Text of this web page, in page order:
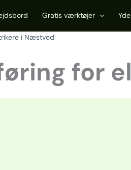
Gratis værktøjer
i Næstved
for